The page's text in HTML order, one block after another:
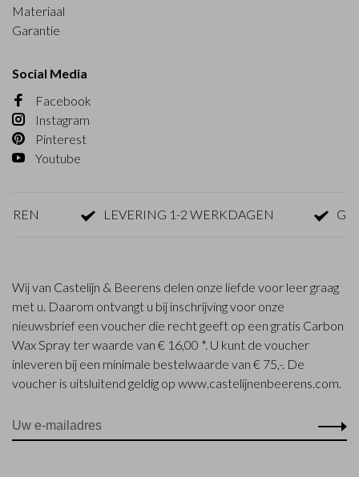
Materiaal
Garantie
Social Media
Facebook
Instagram
Pinterest
Youtube
LEVERING 1-2 WERKDAGEN
Wij van Castelijn & Beerens delen onze liefde voor leer graag
met u. Daarom ontvangt u bij inschrijving voor onze
nieuwsbrief een voucher die recht geeft op een gratis Carbon
Wax Spray ter waarde van € 16,00 *. U kunt de voucher
inleveren bij een minimale bestelwaarde van € 75,-. De
voucher is uitsluitend geldig op www.castelijnenbeerens.com.